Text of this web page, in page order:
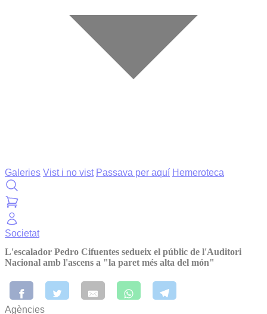
Galeries Vist i no vist Passava per aquí Hemeroteca
Societat
L'escalador Pedro Cifuentes sedueix el públic de l'Auditori
Nacional amb l'ascens a "la paret més alta del món"
Agències